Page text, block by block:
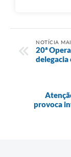
NOTÍCIA
20ª
delegacia
provoca